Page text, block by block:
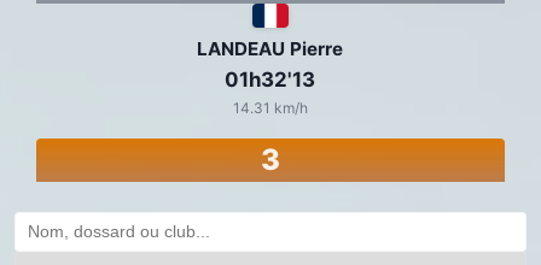
LANDEAU Pierre
01h32'13
14.31 km/h
3